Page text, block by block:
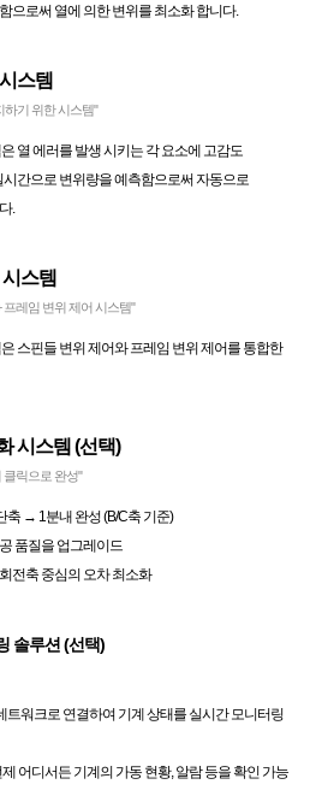
으로써 열에 의한 변위를 최소화 합니다.
스템
하기 위한 시스템"
열 에러를 발생 시키는 각 요소에 고감도
간으로 변위량을 예측함으로써 자동으로
.
스템
프레임 변위 제어 시스템"
스핀들 변위 제어와 프레임 변위 제어를 통합한
시스템 (선택)
클릭으로 완성"
축 → 1분내 완성 (B/C축 기준)
품질을 업그레이드
전축 중심의 오차 최소화
솔루션 (선택)
트워크로 연결하여 기계 상태를 실시간 모니터링
어디서든 기계의 가동 현황, 알람 등을 확인 가능